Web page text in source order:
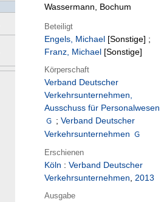
Wassermann, Bochum
Beteiligt
Engels, Michael [Sonstige] ;
Franz, Michael [Sonstige]
Körperschaft
Verband Deutscher
Verkehrsunternehmen,
Ausschuss für Personalwesen
;Verband Deutscher
Verkehrsunternehmen
Erschienen
Köln : Verband Deutscher
Verkehrsunternehmen, 2013
Ausgabe